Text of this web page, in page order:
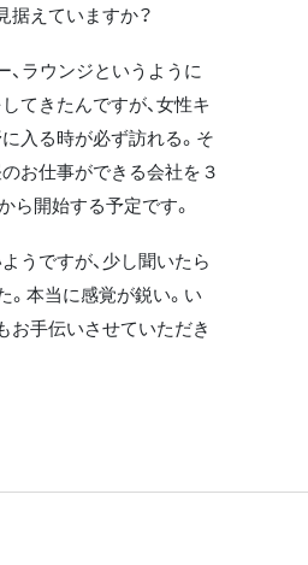
えていますか？
ラウンジというように
てきたんですが、女性キ
入る時が必ず訪れる。そ
お仕事ができる会社を３
ら開始する予定です。
うですが、少し聞いたら
。本当に感覚が鋭い。い
お手伝いさせていただき